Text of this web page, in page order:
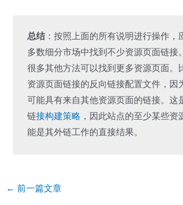
总结：按照上面的所有说明进行操作，
多数细分市场中找到不少资源页面链接
很多其他方法可以找到更多资源页面。
资源页面链接的反向链接配置文件，因
可能具有来自其他资源页面的链接。这
链接构建策略，因此站点的至少某些资
能是其外链工作的直接结果。
Post
← 前一篇文章